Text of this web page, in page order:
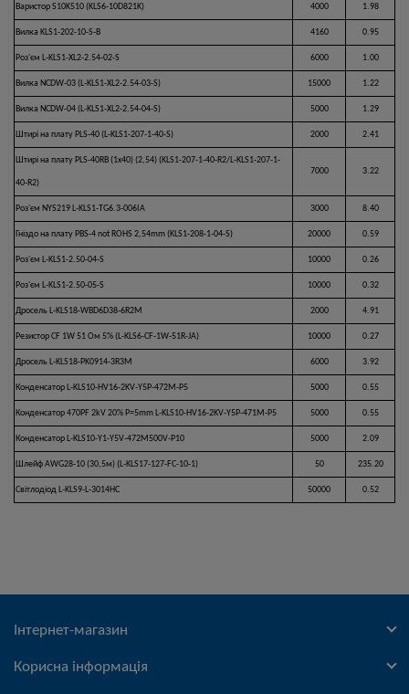
Варистор S10K510 (KLS6-10D821K) 4000 1.98
Вилка KLS1-202-10-S-B 4160 0.95
Роз'єм L-KLS1-XL2-2.54-02-S 6000 1.00
Вилка NCDW-03 (L-KLS1-XL2-2.54-03-S) 15000 1.22
Вилка NCDW-04 (L-KLS1-XL2-2.54-04-S) 5000 1.29
Штирі на плату PLS-40 (L-KLS1-207-1-40-S) 2000 2.41
Штирі на плату PLS-40RB (1х40) (2,54) (KLS1-207-1-40-R2/L-KLS1-207-1-
40-R2)
7000 3.22
Роз'єм NYS219 L-KLS1-TG6.3-006IA 3000 8.40
Гніздо на плату PBS-4 not ROHS 2,54mm (KLS1-208-1-04-S) 20000 0.59
Роз'єм L-KLS1-2.50-04-S 10000 0.26
Роз'єм L-KLS1-2.50-05-S 10000 0.32
Дросель L-KLS18-WBD6D38-6R2M 2000 4.91
Резистор CF 1W 51 Ом 5% (L-KLS6-CF-1W-51R-JA) 10000 0.27
Дросель L-KLS18-PK0914-3R3M 6000 3.92
Конденсатор L-KLS10-HV16-2KV-Y5P-472M-P5 5000 0.55
Конденсатор 470PF 2kV 20% P=5mm L-KLS10-HV16-2KV-Y5P-471M-P5 5000 0.55
Конденсатор L-KLS10-Y1-Y5V-472M500V-P10 5000 2.09
Шлейф AWG28-10 (30,5м) (L-KLS17-127-FC-10-1) 50 235.20
Світлодіод L-KLS9-L-3014HC 50000 0.52
Інтернет-магазин
Корисна інформація